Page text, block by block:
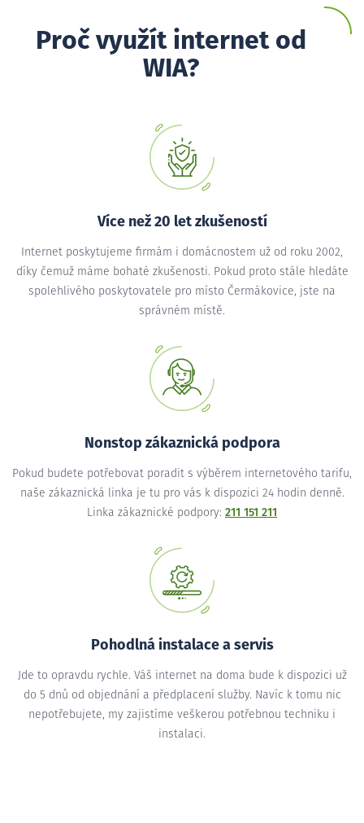
Proč využít internet od
WIA?
Více než 20 let zkušeností
Internet poskytujeme firmám i domácnostem už od roku 2002,
díky čemuž máme bohaté zkušenosti. Pokud proto stále hledáte
spolehlivého poskytovatele pro místo Čermákovice, jste na
správném místě.
Nonstop zákaznická podpora
Pokud budete potřebovat poradit s výběrem internetového tarifu,
naše zákaznická linka je tu pro vás k dispozici 24 hodin denně.
Linka zákaznické podpory: 211 151 211
Pohodlná instalace a servis
Jde to opravdu rychle. Váš internet na doma bude k dispozici už
do 5 dnů od objednání a předplacení služby. Navíc k tomu nic
nepotřebujete, my zajistíme veškerou potřebnou techniku i
instalaci.